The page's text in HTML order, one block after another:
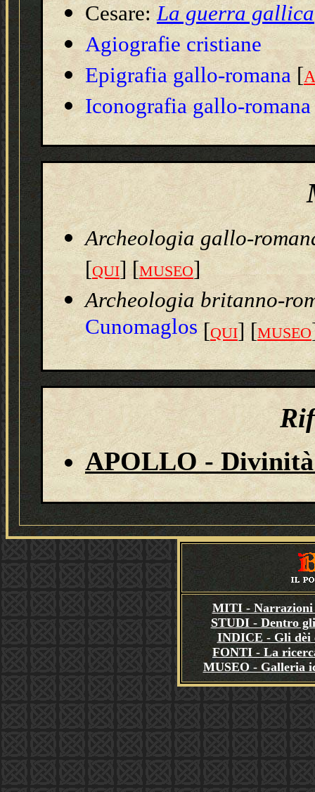
Cesare:La guerra gallica
Agiografie cristiane
Epigrafia gallo-romana [
Iconografiagallo-romana
Archeologia gallo-
[QUI] [MUSEO]
Archeologia britanno-
Cunomaglos [QUI] [MUSEO
APOLLO - Divinità
MITI - Narrazioni
STUDI - Dentro
INDICE - Gli dèi
FONTI - La
MUSEO - Galleria